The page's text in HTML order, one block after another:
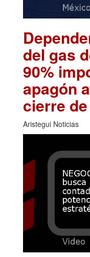
del gas
90%
apagón
cierre
Aristegui Noticias